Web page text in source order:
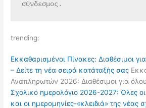
σύνδεσμος.
trending:
Εκκαθαρισμένοι Πίνακες: Διαθέσιμοι
– Δείτε τη νέα σειρά κατάταξής σας
Αναπληρωτών 2026: Διαθέσιμοι για
Σχολικό ημερολόγιο 2026-2027: Όλες οι
και οι ημερομηνίες-«κλειδιά» της νέας